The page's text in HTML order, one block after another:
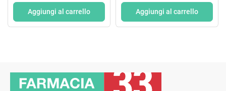
Aggiungi al carrello Aggiungi al carrello